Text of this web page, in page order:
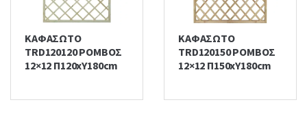
ΚΑΦΑΣΩΤΟ
TRD120120 ΡΟΜΒΟΣ
12×12 Π120xΥ180cm
ΚΑΦΑΣΩΤΟ
TRD120150 ΡΟΜΒΟΣ
12×12 Π150xΥ180cm